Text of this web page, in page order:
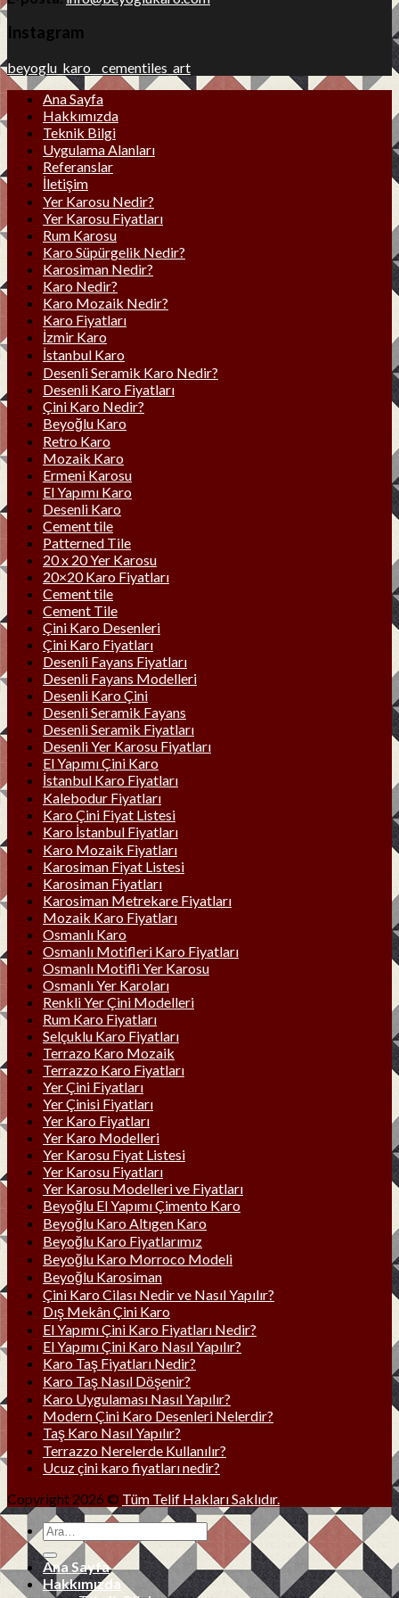
Instagram
beyoglu_karo__cementiles_art
Ana Sayfa
Hakkımızda
Teknik Bilgi
Uygulama Alanları
Referanslar
İletişim
Yer Karosu Nedir?
Yer Karosu Fiyatları
Rum Karosu
Karo Süpürgelik Nedir?
Karosiman Nedir?
Karo Nedir?
Karo Mozaik Nedir?
Karo Fiyatları
İzmir Karo
İstanbul Karo
Desenli Seramik Karo Nedir?
Desenli Karo Fiyatları
Çini Karo Nedir?
Beyoğlu Karo
Retro Karo
Mozaik Karo
Ermeni Karosu
El Yapımı Karo
Desenli Karo
Cement tile
Patterned Tile
20 x 20 Yer Karosu
20×20 Karo Fiyatları
Cement tile
Cement Tile
Çini Karo Desenleri
Çini Karo Fiyatları
Desenli Fayans Fiyatları
Desenli Fayans Modelleri
Desenli Karo Çini
Desenli Seramik Fayans
Desenli Seramik Fiyatları
Desenli Yer Karosu Fiyatları
El Yapımı Çini Karo
İstanbul Karo Fiyatları
Kalebodur Fiyatları
Karo Çini Fiyat Listesi
Karo İstanbul Fiyatları
Karo Mozaik Fiyatları
Karosiman Fiyat Listesi
Karosiman Fiyatları
Karosiman Metrekare Fiyatları
Mozaik Karo Fiyatları
Osmanlı Karo
Osmanlı Motifleri Karo Fiyatları
Osmanlı Motifli Yer Karosu
Osmanlı Yer Karoları
Renkli Yer Çini Modelleri
Rum Karo Fiyatları
Selçuklu Karo Fiyatları
Terrazo Karo Mozaik
Terrazzo Karo Fiyatları
Yer Çini Fiyatları
Yer Çinisi Fiyatları
Yer Karo Fiyatları
Yer Karo Modelleri
Yer Karosu Fiyat Listesi
Yer Karosu Fiyatları
Yer Karosu Modelleri ve Fiyatları
Beyoğlu El Yapımı Çimento Karo
Beyoğlu Karo Altıgen Karo
Beyoğlu Karo Fiyatlarımız
Beyoğlu Karo Morroco Modeli
Beyoğlu Karosiman
Çini Karo Cilası Nedir ve Nasıl Yapılır?
Dış Mekân Çini Karo
El Yapımı Çini Karo Fiyatları Nedir?
El Yapımı Çini Karo Nasıl Yapılır?
Karo Taş Fiyatları Nedir?
Karo Taş Nasıl Döşenir?
Karo Uygulaması Nasıl Yapılır?
Modern Çini Karo Desenleri Nelerdir?
Taş Karo Nasıl Yapılır?
Terrazzo Nerelerde Kullanılır?
Ucuz çini karo fiyatları nedir?
Copyright 2026 © Tüm Telif Hakları Saklıdır.
Ana Sayfa
Hakkımızda